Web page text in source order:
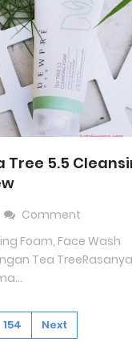
Tree 5.5
Comment
Foam, Face Wash
Tea
154 Next